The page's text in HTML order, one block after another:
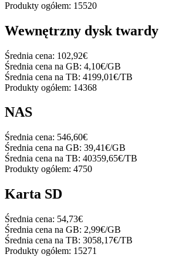
Produkty ogółem: 15520
Wewnętrzny dysk twardy
Średnia cena: 102,92€
Średnia cena na GB: 4,10€/GB
Średnia cena na TB: 4199,01€/TB
Produkty ogółem: 14368
NAS
Średnia cena: 546,60€
Średnia cena na GB: 39,41€/GB
Średnia cena na TB: 40359,65€/TB
Produkty ogółem: 4750
Karta SD
Średnia cena: 54,73€
Średnia cena na GB: 2,99€/GB
Średnia cena na TB: 3058,17€/TB
Produkty ogółem: 15271